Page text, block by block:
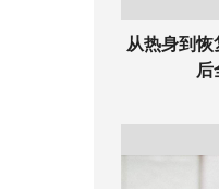
从热身到
后